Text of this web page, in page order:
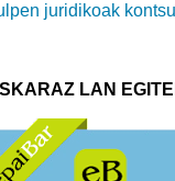
juridikoak
LAN